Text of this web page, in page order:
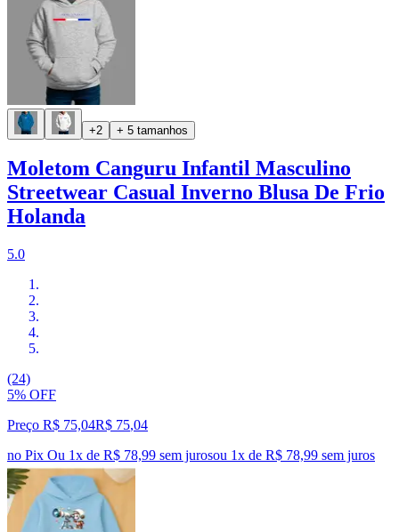
+2 + 5 tamanhos
Moletom Canguru Infantil Masculino
Streetwear Casual Inverno Blusa De Frio
Holanda
5.0
(24)
5% OFF
Preço R$ 75,04R$ 75,04
no Pix Ou 1x de R$ 78,99 sem jurosou 1x de R$ 78,99 sem juros